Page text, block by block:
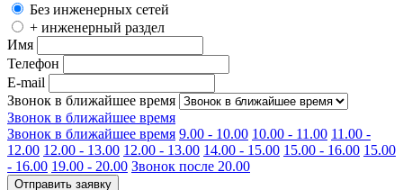
Без инженерных сетей
+ инженерный раздел
Имя
Телефон
E-mail
Звонок в ближайшее время
Звонок в ближайшее время
Звонок в ближайшее время 9.00 - 10.00 10.00 - 11.00 11.00 -
12.00 12.00 - 13.00 12.00 - 13.00 14.00 - 15.00 15.00 - 16.00 15.00
- 16.00 19.00 - 20.00 Звонок после 20.00
Отправить заявку